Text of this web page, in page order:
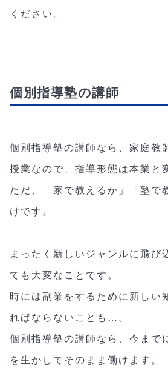
ください。
個別指導塾の講師
個別指導塾の講師なら、家庭教
授業なので、指導形態は本業と
ただ、「家で教えるか」「塾で
けです。
まったく新しいジャンルに飛び
ても大変なことです。
時には副業をするために新しい
ればならないことも…。
個別指導塾の講師なら、今まで
を生かしてそのまま働けます。